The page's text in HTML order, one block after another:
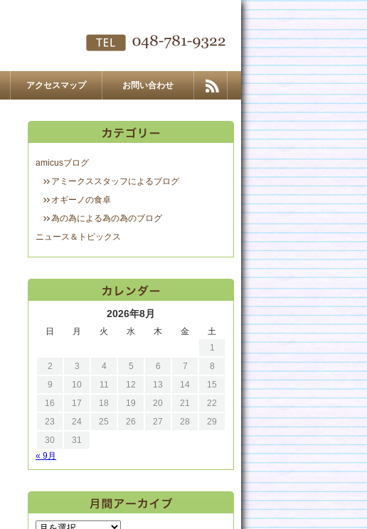
アクセスマップ お問い合わせ
amicusブログ
アミークススタッフによるブログ
オギーノの食卓
為の為による為の為のブログ
ニュース＆トピックス
2026年8月
日 月 火 水 木 金
土
1
2
3 4 5 6 7
8
9
10 11 12 13 14
15
16
17 18 19 20 21
22
23
24 25 26 27 28
29
30
31
« 9月